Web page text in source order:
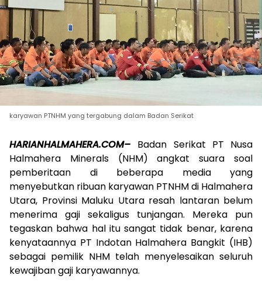
karyawan PTNHM yang tergabung dalam Badan Serikat
HARIANHALMAHERA.COM– Badan Serikat PT Nusa
Halmahera Minerals (NHM) angkat suara soal
pemberitaan di beberapa media yang
menyebutkan ribuan karyawan PTNHM di Halmahera
Utara, Provinsi Maluku Utara resah lantaran belum
menerima gaji sekaligus tunjangan. Mereka pun
tegaskan bahwa hal itu sangat tidak benar, karena
kenyataannya PT Indotan Halmahera Bangkit (IHB)
sebagai pemilik NHM telah menyelesaikan seluruh
kewajiban gaji karyawannya.